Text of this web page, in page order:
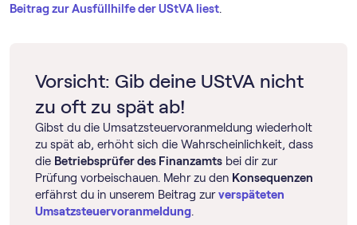
Beitrag zur Ausfüllhilfe der UStVA liest.
Vorsicht: Gib deine UStVA nicht
zu oft zu spät ab!
Gibst du die Umsatz­steuer­voranmeldung wiederholt
zu spät ab, erhöht sich die Wahrscheinlichkeit, dass
die Betriebsprüfer des Finanzamts bei dir zur
Prüfung vorbeischauen. Mehr zu den Konsequenzen
erfährst du in unserem Beitrag zurverspäteten
Umsatz­steuer­voranmeldung.